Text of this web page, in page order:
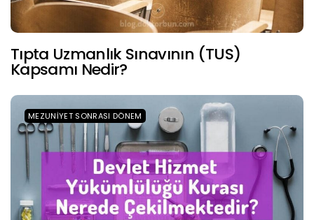
Tıpta Uzmanlık Sınavının (TUS)
Kapsamı Nedir?
MEZUNIYET SONRASI DÖNEM